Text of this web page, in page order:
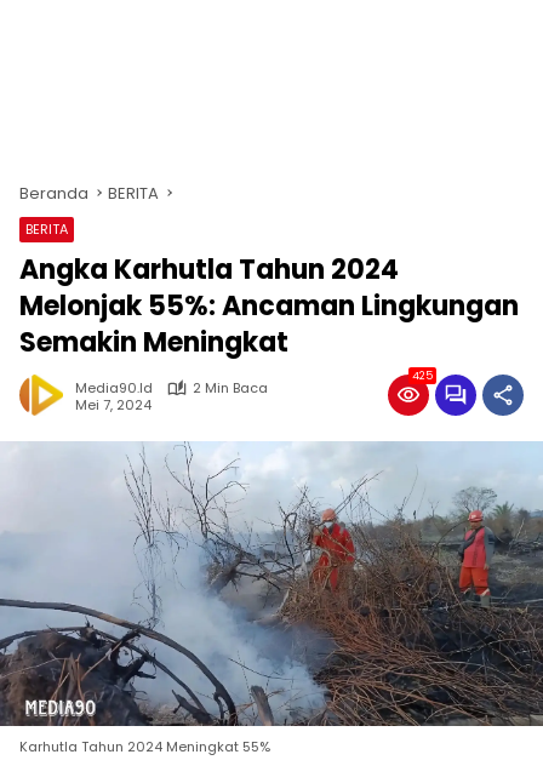
Beranda BERITA
BERITA
Angka Karhutla Tahun 2024
Melonjak 55%: Ancaman Lingkungan
Semakin Meningkat
Media90.id
2 Min Baca
Mei 7, 2024
425
Karhutla Tahun 2024 Meningkat 55%